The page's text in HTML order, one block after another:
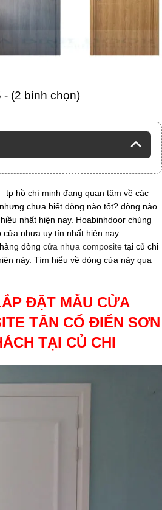
- (2 bình chọn)
tp hồ chí minh đang quan tâm về các
chưa biết dòng nào tốt? dòng nào
nhất hiện nay. Hoabinhdoor chúng
nhựa uy tín nhất hiện nay.
dòng cửa nhựa composite tại củ chi
này. Tìm hiểu về dòng cửa này qua
ĐẶT MẪU CỬA
TÂN CỔ ĐIỂN SƠN
TẠI CỦ CHI